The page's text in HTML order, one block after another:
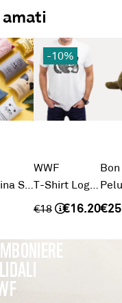
amati
Scatolina Smiling Animals
-10%
WWF
T-Shirt Logo 1961
€18 €16.20€25